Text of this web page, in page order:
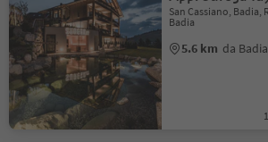
San Cassiano,
Badia
5.6 km da